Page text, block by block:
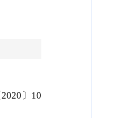
2020〕10